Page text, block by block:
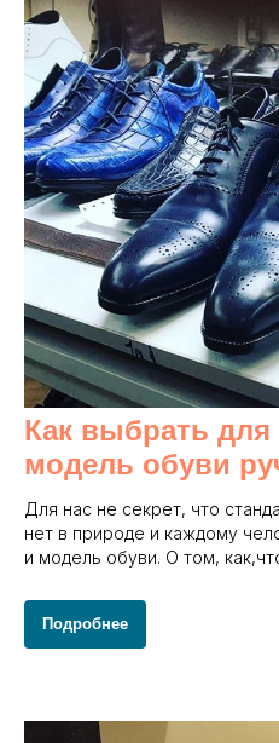
Как выбрать
модель обуви
Для нас не секрет, что
нет в природе и каждому
и модель обуви. О том,
Подробнее